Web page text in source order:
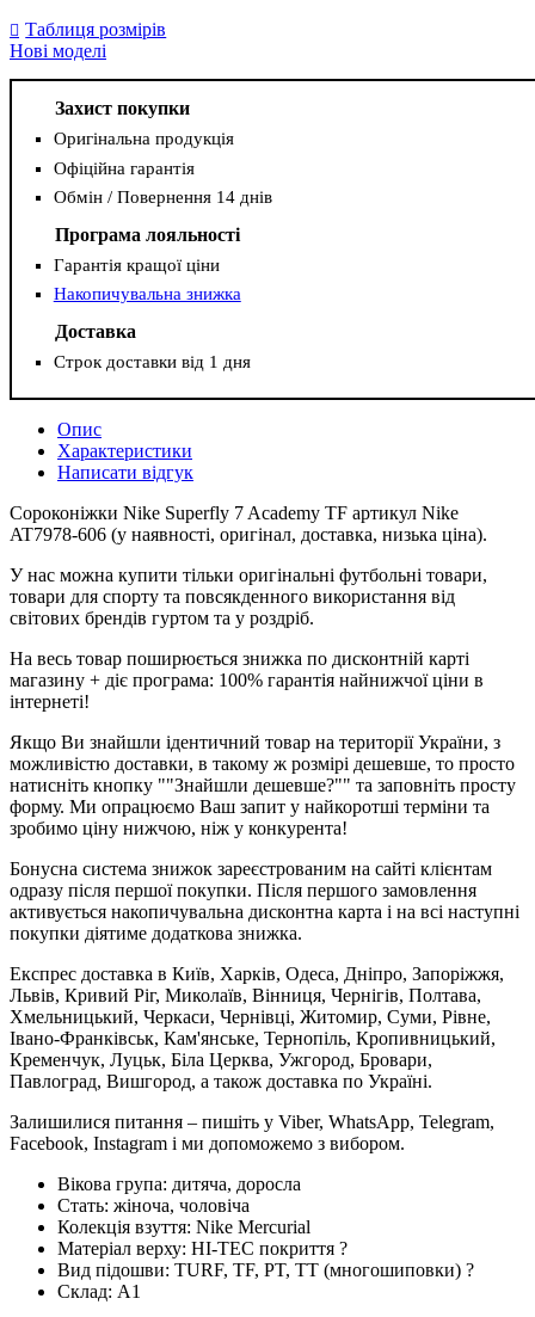
Таблиця розмірів
Нові моделі
Захист покупки
Оригінальна продукція
Офіційна гарантія
Обмін / Повернення 14 днів
Програма лояльності
Гарантія кращої ціни
Накопичувальна знижка
Доставка
Строк доставки від 1 дня
Опис
Характеристики
Написати відгук
Сороконіжки Nike Superfly 7 Academy TF артикул Nike
AT7978-606 (у наявності, оригінал, доставка, низька ціна).
У нас можна купити тільки оригінальні футбольні товари,
товари для спорту та повсякденного використання від
світових брендів гуртом та у роздріб.
На весь товар поширюється знижка по дисконтній карті
магазину + діє програма: 100% гарантія найнижчої ціни в
інтернеті!
Якщо Ви знайшли ідентичний товар на території України, з
можливістю доставки, в такому ж розмірі дешевше, то просто
натисніть кнопку ""Знайшли дешевше?"" та заповніть просту
форму. Ми опрацюємо Ваш запит у найкоротші терміни та
зробимо ціну нижчою, ніж у конкурента!
Бонусна система знижок зареєстрованим на сайті клієнтам
одразу після першої покупки. Після першого замовлення
активується накопичувальна дисконтна карта і на всі наступні
покупки діятиме додаткова знижка.
Експрес доставка в Київ, Харків, Одеса, Дніпро, Запоріжжя,
Львів, Кривий Ріг, Миколаїв, Вінниця, Чернігів, Полтава,
Хмельницький, Черкаси, Чернівці, Житомир, Суми, Рівне,
Івано-Франківськ, Кам'янське, Тернопіль, Кропивницький,
Кременчук, Луцьк, Біла Церква, Ужгород, Бровари,
Павлоград, Вишгород, а також доставка по Україні.
Залишилися питання – пишіть у Viber, WhatsApp, Telegram,
Facebook, Instagram і ми допоможемо з вибором.
Вікова група: дитяча, доросла
Стать: жіноча, чоловіча
Колекція взуття: Nike Mercurial
Матеріал верху: HI-TEC покриття ?
Вид підошви: TURF, TF, PT, TT (многошиповки) ?
Склад: А1